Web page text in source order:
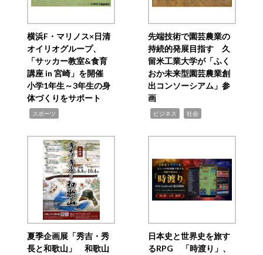
横浜F・マリノス×日清
オイリオグループ、
「サッカー教室&食育
講座 in 宮崎」を開催
小学1年生～3年生の身
体づくりをサポート
スポーツ
先端技術で園芸農業の
持続的発展目指す 久
留米工業大学が「ふく
おか未来型園芸農業創
出コンソーシアム」参
画
ビジネス 社会
夏季企画展「秀吉・秀
長と和歌山」 和歌山
日本史と世界史を旅す
るRPG 「時渡り」、